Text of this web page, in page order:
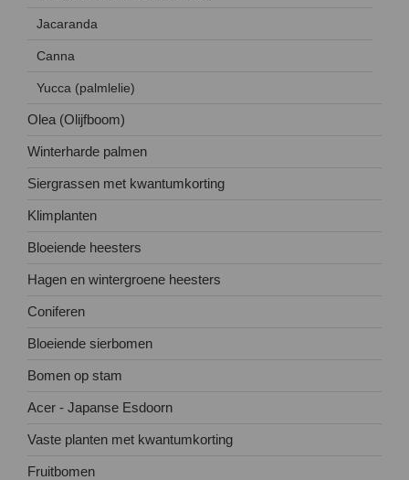
Jacaranda
Canna
Yucca (palmlelie)
Olea (Olijfboom)
Winterharde palmen
Siergrassen met kwantumkorting
Klimplanten
Bloeiende heesters
Hagen en wintergroene heesters
Coniferen
Bloeiende sierbomen
Bomen op stam
Acer - Japanse Esdoorn
Vaste planten met kwantumkorting
Fruitbomen